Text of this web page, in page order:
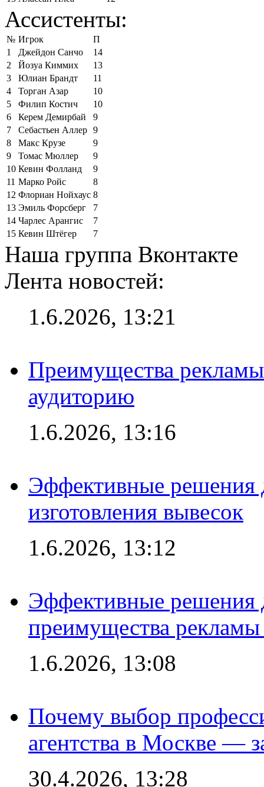
Ассистенты:
№ Игрок
П
1
Джейдон Санчо
14
2
Йозуа Киммих
13
3
Юлиан Брандт
11
4
Торган Азар
10
5
Филип Костич
10
6
Керем Демирбай
9
7
Себастьен Аллер 9
8
Макс Крузе
9
9
Томас Мюллер
9
10 Кевин Фолланд
9
11 Марко Ройс
8
12 Флориан Нойхаус 8
13 Эмиль Форсберг
7
14 Чарлес Арангис
7
15 Кевин Штёгер 7
Наша группа Вконтакте
Лента новостей:
1.6.2026, 13:21
Преимущества
аудиторию
1.6.2026, 13:16
Эффективные решения
изготовления вывесок
1.6.2026, 13:12
Эффективные решения
преимущества рекламы
1.6.2026, 13:08
Почему выбор
агентства в Москве —
30.4.2026, 13:28